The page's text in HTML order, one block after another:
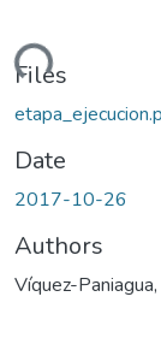
Files
Date
2017-10-26
Authors
Víquez-